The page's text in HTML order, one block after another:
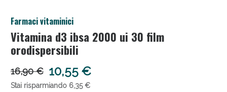
Farmaci vitaminici
Vitamina d3 ibsa 2000 ui 30 film
orodispersibili
16,90 € 10,55 €
Stai risparmiando 6,35 €
Salini e Multivitaminici: oggi Sconto extra fino al